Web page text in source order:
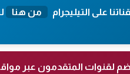
على التيليجرام من هنا
لقنوات المتقدمون عبر